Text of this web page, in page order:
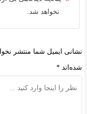
نخواهد شد.
نشانی ایمیل شما منتشر
شده‌اند *